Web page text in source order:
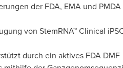
der FDA, EMA und
von StemRNA™ Clinical
durch ein aktives FDA DMF